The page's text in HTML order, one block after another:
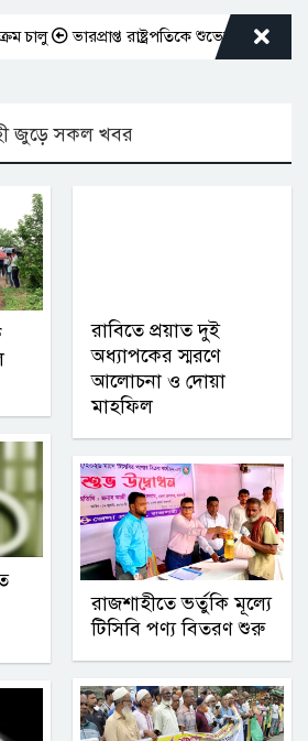
ভারপ্রাপ্ত রাষ্ট্রপতিকে শুভেচ্ছা জানালেন
জুড়ে সকল খবর
রাবিতে প্রয়াত দুই
অধ্যাপকের স্মরণে
আলোচনা ও দোয়া
মাহফিল
রাজশাহীতে ভর্তুকি মূল্যে
টিসিবি পণ্য বিতরণ শুরু